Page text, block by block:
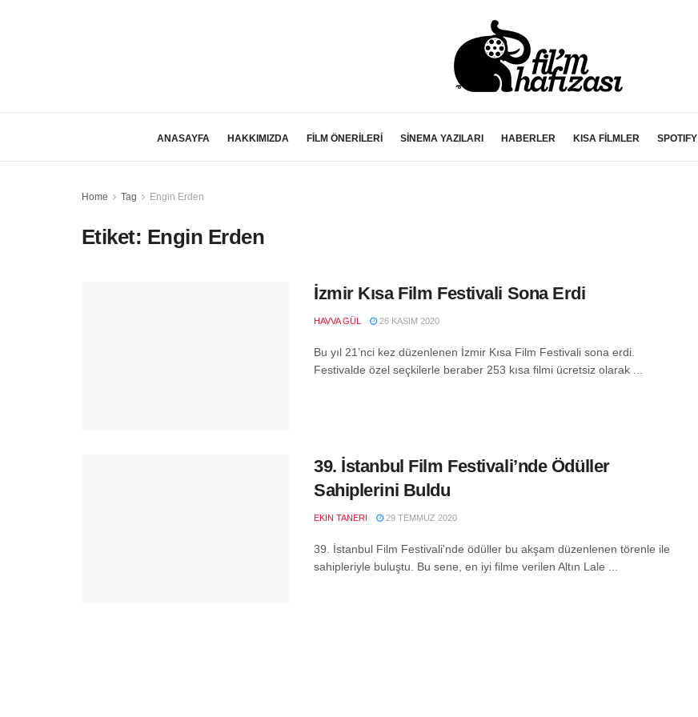
ANASAYFA HAKKIMIZDA FİLM ÖNERİLERİ SİNEMA YAZILARI HABERLER KISA FİLMLER SPOTIFY
Home Tag Engin Erden
Etiket: Engin Erden
İzmir Kısa Film Festivali Sona Erdi
HAVVA GÜL 26 KASIM 2020
Bu yıl 21’nci kez düzenlenen İzmir Kısa Film Festivali sona erdi.
Festivalde özel seçkilerle beraber 253 kısa filmi ücretsiz olarak ...
39. İstanbul Film Festivali’nde Ödüller
Sahiplerini Buldu
EKIN TANERI 29 TEMMUZ 2020
39. İstanbul Film Festivali'nde ödüller bu akşam düzenlenen törenle ile
sahipleriyle buluştu. Bu sene, en iyi filme verilen Altın Lale ...